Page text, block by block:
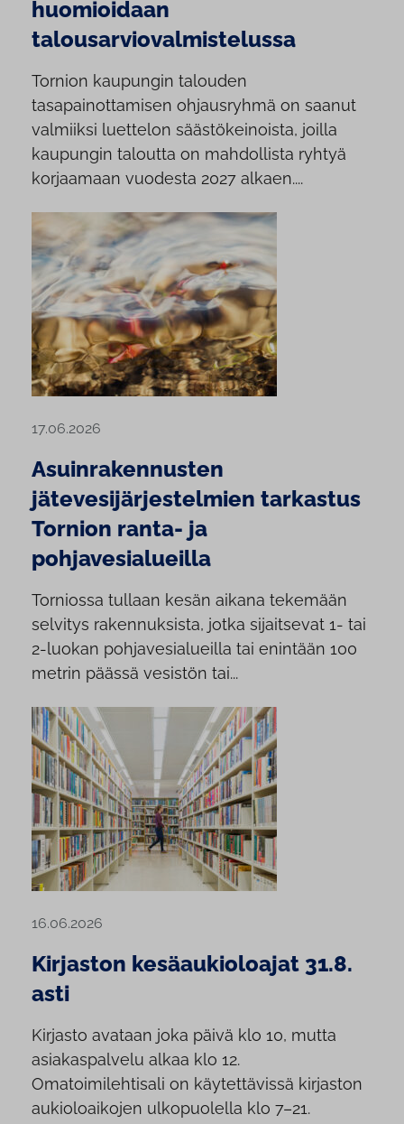
huomioidaan
talousarviovalmistelussa
Tornion kaupungin talouden
tasapainottamisen ohjausryhmä on saanut
valmiiksi luettelon säästökeinoista, joilla
kaupungin taloutta on mahdollista ryhtyä
korjaamaan vuodesta 2027 alkaen....
17.06.2026
Asuinrakennusten
jätevesijärjestelmien tarkastus
Tornion ranta- ja
pohjavesialueilla
Torniossa tullaan kesän aikana tekemään
selvitys rakennuksista, jotka sijaitsevat 1- tai
2-luokan pohjavesialueilla tai enintään 100
metrin päässä vesistön tai...
16.06.2026
Kirjaston kesäaukioloajat 31.8.
asti
Kirjasto avataan joka päivä klo 10, mutta
asiakaspalvelu alkaa klo 12.
Omatoimilehtisali on käytettävissä kirjaston
aukioloaikojen ulkopuolella klo 7–21.